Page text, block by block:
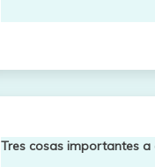
Tres cosas importantes a